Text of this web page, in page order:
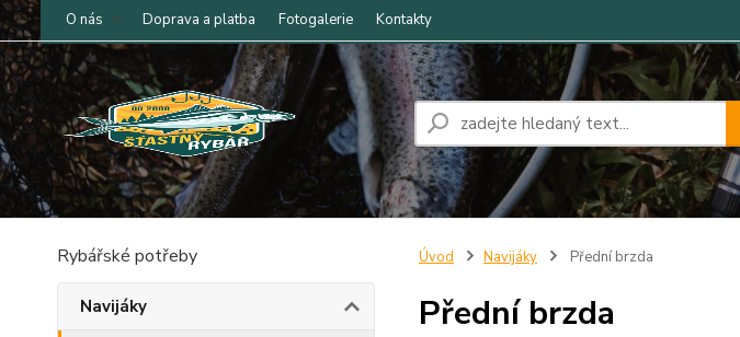
O nás Doprava a platba Fotogalerie Kontakty
Rybářské potřeby
Navijáky
Úvod Navijáky Přední brzda
Přední brzda